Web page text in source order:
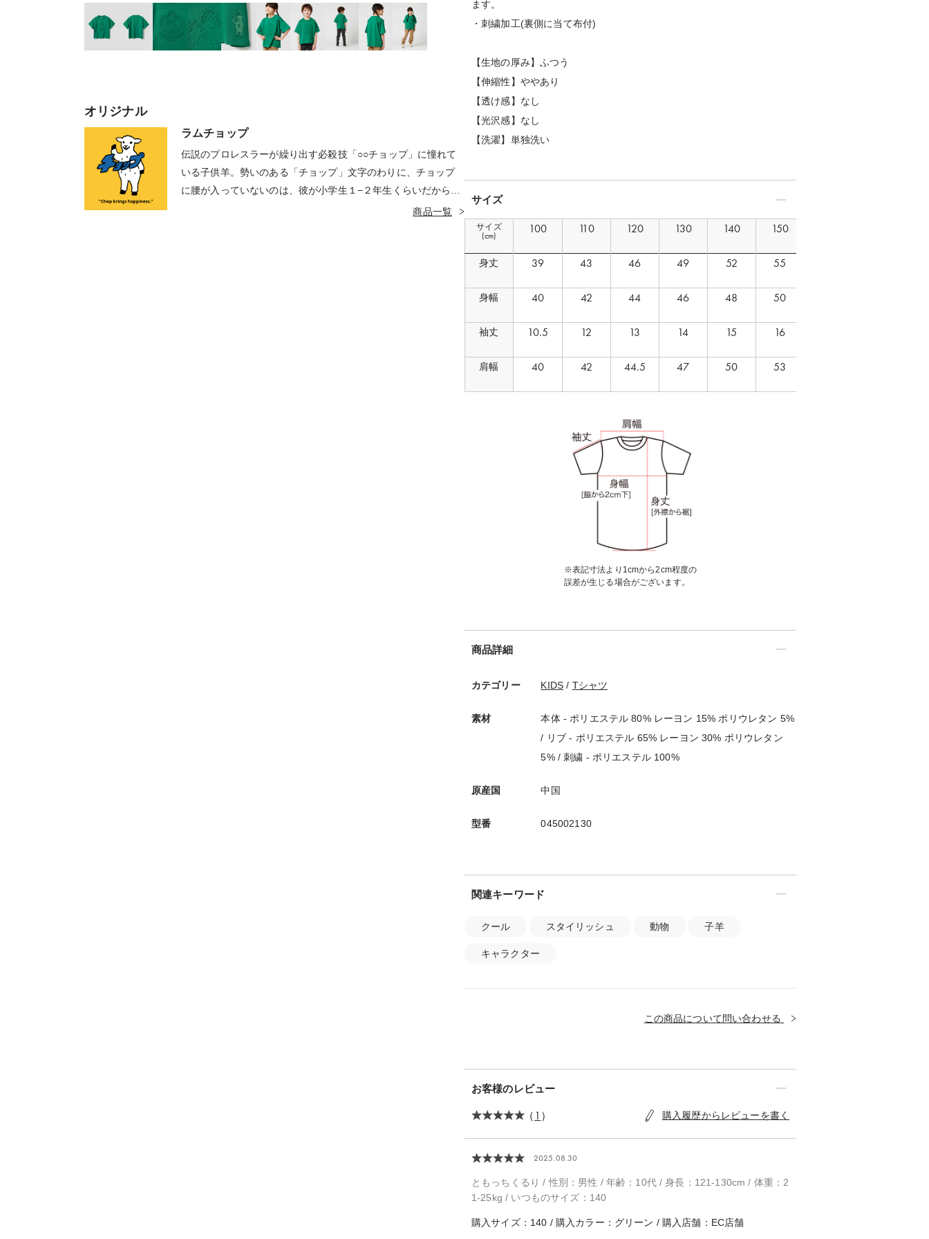
オリジナル
ラムチョップ
伝説のプロレスラーが繰り出す必殺技「○○チョップ」に憧れて
いる子供羊。勢いのある「チョップ」文字のわりに、チョップ
に腰が入っていないのは、彼が小学生１−２年生くらいだから。
時としてストレートな物言いに含まれた真実を見抜く力に大人
商品一覧
ます。
・刺繍加工(裏側に当て布付)
【生地の厚み】ふつう
【伸縮性】ややあり
【透け感】なし
【光沢感】なし
【洗濯】単独洗い
サイズ
サイズ
(cm)
身丈
身幅
袖丈
肩幅
100 110 120 130 140 150
39 43 46 49 52 55
40 42 44 46 48 50
10.5 12 13 14 15 16
40 42 44.5 47 50 53
※表記寸法より1cmから2cm程度の
誤差が生じる場合がございます。
商品詳細
カテゴリー KIDS / Tシャツ
素材
本体 - ポリエステル 80% レーヨン 15% ポリウレタン 5%
/ リブ - ポリエステル 65% レーヨン 30% ポリウレタン
5% / 刺繍 - ポリエステル 100%
原産国 中国
型番 045002130
関連キーワード
クール スタイリッシュ 動物 子羊
キャラクター
この商品について問い合わせる
お客様のレビュー
（1 ） 購入履歴からレビューを書く
2025.08.30
ともっちくるり / 性別：男性 / 年齢：10代 / 身長：121-130cm / 体重：2
1-25kg / いつものサイズ：140
購入サイズ：140 / 購入カラー：グリーン / 購入店舗：EC店舗